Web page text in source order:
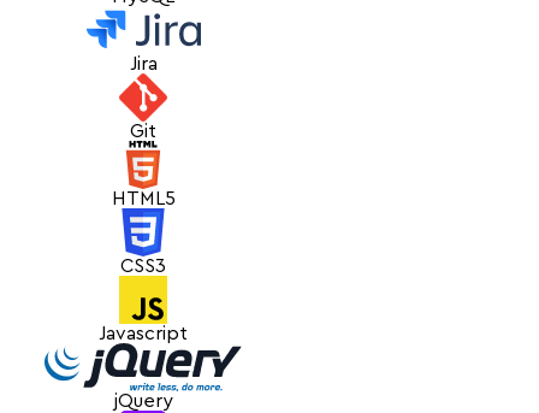
помочь посетителям сформировать полное
представление о качестве и масштабе реализуемых
Разработанный сайт отлично демонстрирует
экспертность компании Temo и делает взаимодействие
с её услугами максимально удобным и понятным.
Jira
Git
HTML5
CSS3
Javascript
jQuery